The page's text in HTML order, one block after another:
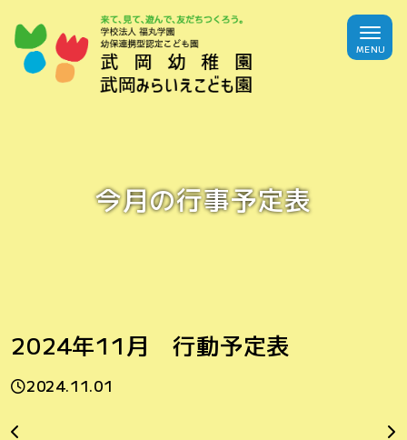
今月の行事予定表
2024年11月 行動予定表
2024.11.01